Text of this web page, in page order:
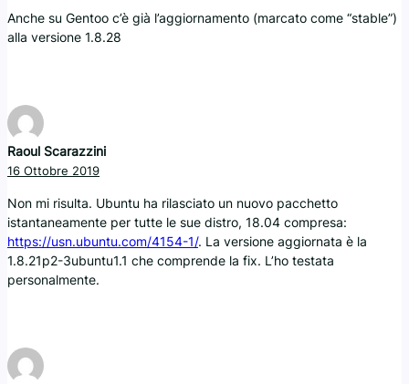
Anche su Gentoo c’è già l’aggiornamento (marcato come “stable”)
alla versione 1.8.28
Raoul Scarazzini
16 Ottobre 2019
Non mi risulta. Ubuntu ha rilasciato un nuovo pacchetto
istantaneamente per tutte le sue distro, 18.04 compresa:
https://usn.ubuntu.com/4154-1/. La versione aggiornata è la
1.8.21p2-3ubuntu1.1 che comprende la fix. L’ho testata
personalmente.